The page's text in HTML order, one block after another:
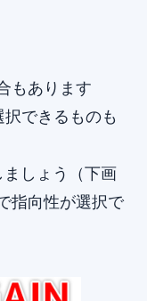
もあります
できるものも
しょう（下画
指向性が選択で